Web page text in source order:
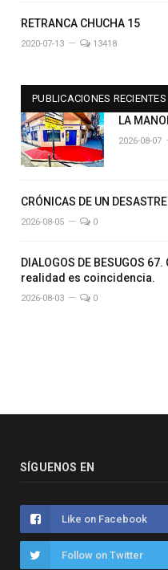
RETRANCA CHUCHA 15
2020-07-13 13418
PUBLICACIONES RECIENTES
LA
2026-08-07
CRÓNICAS DE UN
2026-08-05 0
DIALOGOS DE BESUGOS
realidad es coincidencia.
2026-08-03 0
SÍGUENOS EN
Like on Facebook
Follow on Twitter